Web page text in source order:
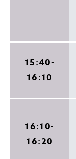
15:40-
16:10
16:10-
16:20